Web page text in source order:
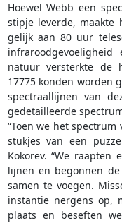
Hoewel Webb een
stipje leverde, maakte
gelijk aan 80 uur
infraroodgevoeligheid
natuur versterkte de
17775 konden worden
spectraallijnen van
gedetailleerde
“Toen we het
stukjes van een
Kokorev. “We
lijnen en begonnen
samen te voegen.
instantie nergens op,
plaats en beseften